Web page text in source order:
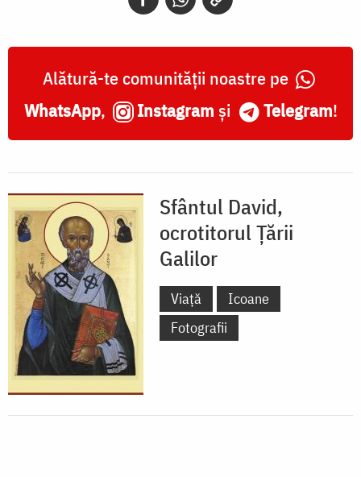
Alătură-te comunității noastre pe
WhatsApp, Instagram și Telegram!
Sfântul David,
ocrotitorul Țării
Galilor
Viață
Icoane
Fotografii